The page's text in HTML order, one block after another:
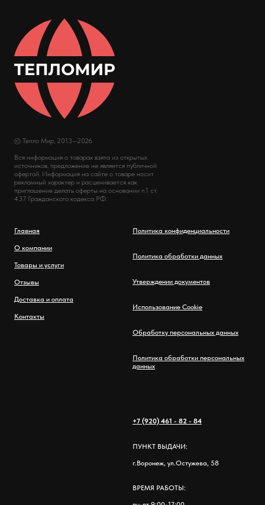
© Тепло Мир, 2013—2026
Вся информация о товарах взята из открытых
источников, предложение не является публичной
офертой. Информация на сайте о товаре носит
рекламный характер и расценивается как
приглашение делать оферты на основании п.1 ст.
437 Гражданского кодекса РФ.
Главная
О компании
Товары и услуги
Отзывы
Доставка и оплата
Контакты
Политика конфиденциальности
Политика обработки данных
Утверждении документов
Использование Cookie
Обработку персональных данных
Политика обработки персональных
данных
+7 (920) 461 - 82 - 84
ПУНКТ ВЫДАЧИ:
г.Воронеж, ул.Остужева, 58
ВРЕМЯ РАБОТЫ: